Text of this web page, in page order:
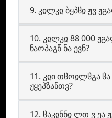
9. კჲლკჲ ბყპჱჲ ჟვ
10. კჲლკჲ 88 000
ნაოპაგწ ნა ევნ?
11. კჲი თჱოჲლჱგა ჱა
ჟყეპზანთვ?
12. ჱაკჲნნჲ ლთ ვ ეა